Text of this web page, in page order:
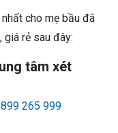
cho mẹ bầu đã
rẻ sau đây:
tâm xét
265 999